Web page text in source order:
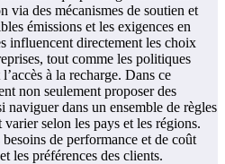
via des mécanismes de soutien et
émissions et les exigences en
influencent directement les choix
tout comme les politiques
à la recharge. Dans ce
non seulement proposer des
naviguer dans un ensemble de règles
selon les pays et les régions.
de performance et de coût
les préférences des clients.